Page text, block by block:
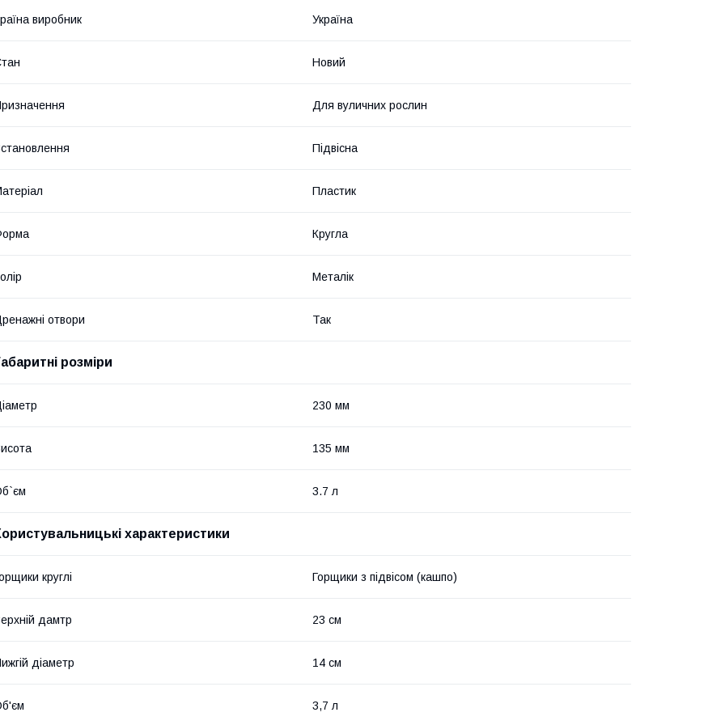
виробник Україна
Новий
Для вуличних рослин
Підвісна
Пластик
Кругла
Металік
отвори Так
розміри
230 мм
135 мм
3.7 л
характеристики
круглі Горщики з підвісом (кашпо)
дамтр 23 см
діаметр 14 см
3,7 л